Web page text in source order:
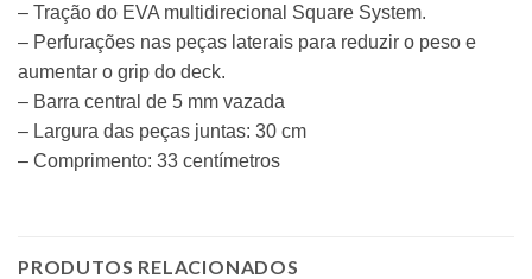
– Tração do EVA multidirecional Square System.
– Perfurações nas peças laterais para reduzir o peso e
aumentar o grip do deck.
– Barra central de 5 mm vazada
– Largura das peças juntas: 30 cm
– Comprimento: 33 centímetros
PRODUTOS RELACIONADOS